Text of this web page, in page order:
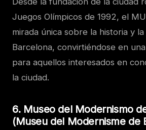
Juegos Olímpicos de 1992, el
mirada única sobre la historia y
Barcelona, convirtiéndose en
para aquellos interesados en
la ciudad.
6. Museo del Modernismo
(Museu del Modernisme de